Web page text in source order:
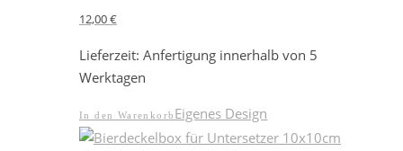
12,00€
Lieferzeit: Anfertigung innerhalb von 5
Werktagen
In den Warenkorb Eigenes Design